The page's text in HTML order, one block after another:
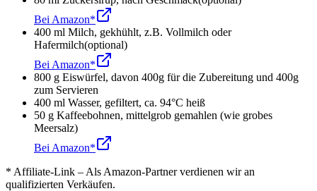
Bei Amazon*
400 ml Milch, gekhühlt, z.B. Vollmilch oder
Hafermilch(optional)
Bei Amazon*
800 g Eiswürfel, davon 400g für die Zubereitung und 400g
zum Servieren
400 ml Wasser, gefiltert, ca. 94°C heiß
50 g Kaffeebohnen, mittelgrob gemahlen (wie grobes
Meersalz)
Bei Amazon*
* Affiliate-Link – Als Amazon-Partner verdienen wir an
qualifizierten Verkäufen.